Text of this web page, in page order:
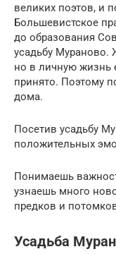
великих поэтов, и
Большевистское
до образования
усадьбу
но в личную жизнь
принято. Поэтому
дома.
Посетив усадьбу
положительных
Понимаешь
узнаешь много
предков и
Усадьба